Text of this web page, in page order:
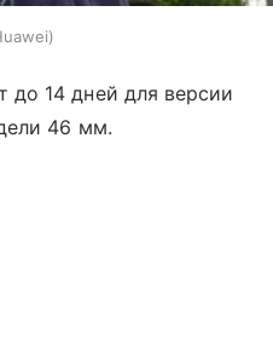
до 14 дней для версии
46 мм.